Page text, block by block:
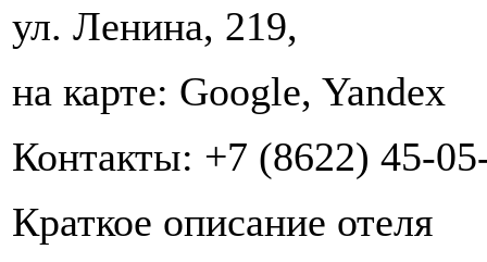
ул. Ленина, 219,
на карте: Google, Yandex
Контакты: +7 (8622) 45-
Краткое описание отеля